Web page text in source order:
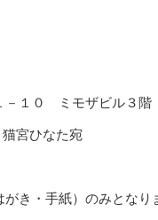
－１０ ミモザビル３階
宮ひなた宛
き・手紙）のみとなり